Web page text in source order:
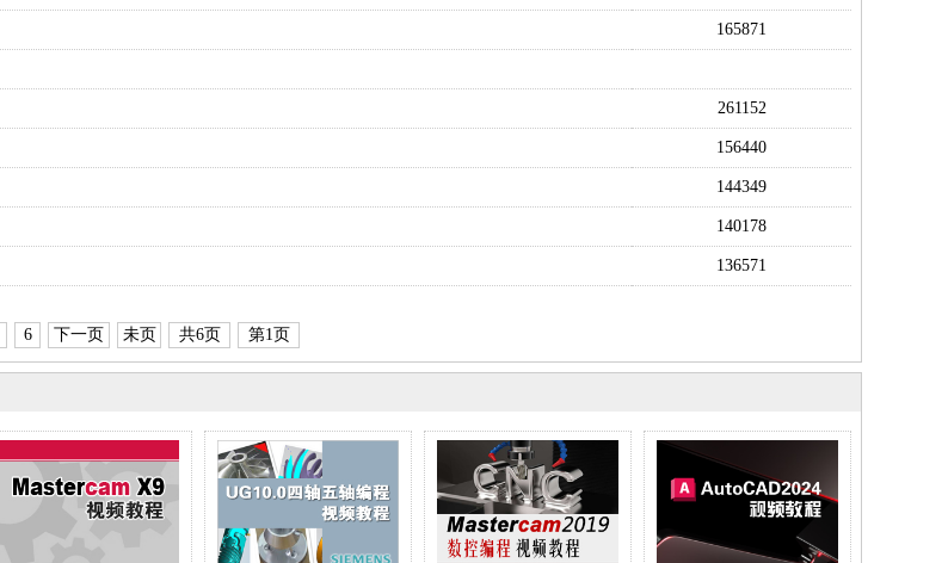
165871
261152
156440
144349
140178
136571
6 下一页 未页 共6页 第1页